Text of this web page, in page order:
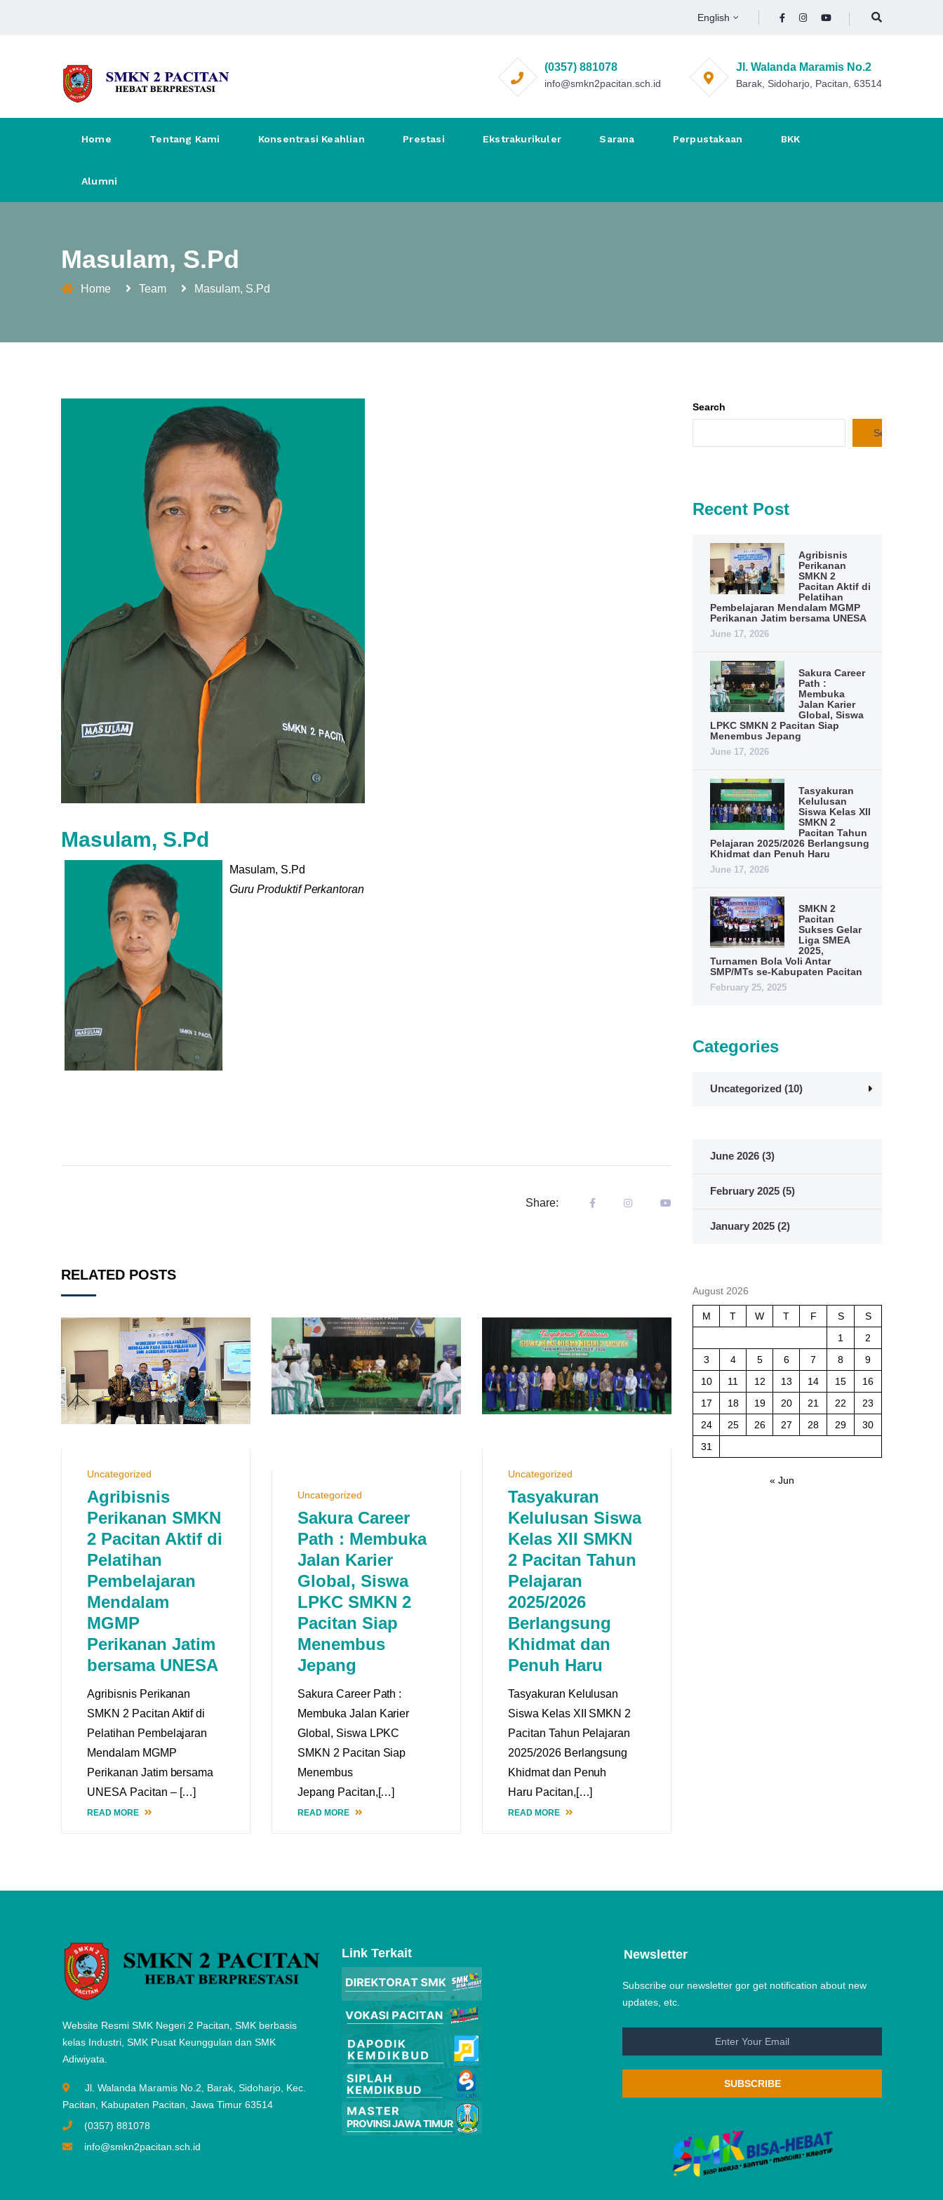
English
(0357) 881078
info@smkn2pacitan.sch.id
Jl. Walanda Maramis No.2
Barak, Sidoharjo, Pacitan, 63514
Home Tentang Kami Konsentrasi Keahlian Prestasi Ekstrakurikuler Sarana Perpustakaan BKK
Alumni
Masulam, S.Pd
Home Team Masulam, S.Pd
Masulam, S.Pd
Masulam, S.Pd
Guru Produktif Perkantoran
Share:
RELATED POSTS
Uncategorized
Agribisnis
Perikanan SMKN
2 Pacitan Aktif di
Pelatihan
Pembelajaran
Mendalam
MGMP
Perikanan Jatim
bersama UNESA
Agribisnis Perikanan
SMKN 2 Pacitan Aktif di
Pelatihan Pembelajaran
Mendalam MGMP
Perikanan Jatim bersama
UNESA Pacitan – […]
READ MORE
Uncategorized
Sakura Career
Path : Membuka
Jalan Karier
Global, Siswa
LPKC SMKN 2
Pacitan Siap
Menembus
Jepang
Sakura Career Path :
Membuka Jalan Karier
Global, Siswa LPKC
SMKN 2 Pacitan Siap
Menembus
Jepang Pacitan,[…]
READ MORE
Uncategorized
Tasyakuran
Kelulusan Siswa
Kelas XII SMKN
2 Pacitan Tahun
Pelajaran
2025/2026
Berlangsung
Khidmat dan
Penuh Haru
Tasyakuran Kelulusan
Siswa Kelas XII SMKN 2
Pacitan Tahun Pelajaran
2025/2026 Berlangsung
Khidmat dan Penuh
Haru Pacitan,[…]
READ MORE
Search
Search
Recent Post
Agribisnis
Perikanan
SMKN 2
Pacitan Aktif di
Pelatihan
Pembelajaran Mendalam MGMP
Perikanan Jatim bersama UNESA
June 17, 2026
Sakura Career
Path :
Membuka
Jalan Karier
Global, Siswa
LPKC SMKN 2 Pacitan Siap
Menembus Jepang
June 17, 2026
Tasyakuran
Kelulusan
Siswa Kelas XII
SMKN 2
Pacitan Tahun
Pelajaran 2025/2026 Berlangsung
Khidmat dan Penuh Haru
June 17, 2026
SMKN 2
Pacitan
Sukses Gelar
Liga SMEA
2025,
Turnamen Bola Voli Antar
SMP/MTs se-Kabupaten Pacitan
February 25, 2025
Categories
Uncategorized (10)
June 2026 (3)
February 2025 (5)
January 2025 (2)
August 2026
M T W T F S
S
1
2
3
4 5 6 7 8
9
10
11 12 13 14 15
16
17
18 19 20 21 22
23
24
25 26 27 28 29
30
31
« Jun
Website Resmi SMK Negeri 2 Pacitan, SMK berbasis
kelas Industri, SMK Pusat Keunggulan dan SMK
Adiwiyata.
Jl. Walanda Maramis No.2, Barak, Sidoharjo, Kec.
Pacitan, Kabupaten Pacitan, Jawa Timur 63514
(0357) 881078
info@smkn2pacitan.sch.id
Link Terkait Newsletter
Subscribe our newsletter gor get notification about new
updates, etc.
SUBSCRIBE